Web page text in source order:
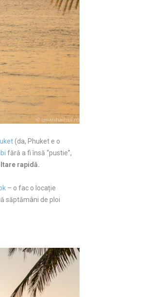
(da, Phuket e o
fără a fi însă “pustie”,
rapidă.
– o fac o locație
săptămâni de ploi